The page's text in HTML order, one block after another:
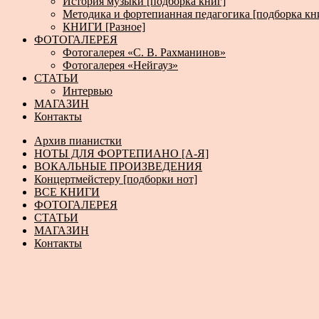
Методика и фортепианная педагогика [подборка
КНИГИ [Разное]
ФОТОГАЛЕРЕЯ
Фотогалерея «С. В. Рахманинов»
Фотогалерея «Нейгауз»
СТАТЬИ
Интервью
МАГАЗИН
Контакты
Архив пианистки
НОТЫ ДЛЯ ФОРТЕПИАНО [А-Я]
ВОКАЛЬНЫЕ ПРОИЗВЕДЕНИЯ
Концертмейстеру [подборки нот]
ВСЕ КНИГИ
ФОТОГАЛЕРЕЯ
СТАТЬИ
МАГАЗИН
Контакты